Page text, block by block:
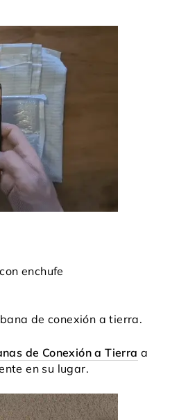
enchufe
de conexión a tierra.
de Conexión a Tierra a
en su lugar.